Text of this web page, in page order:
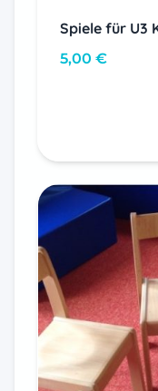
Spiele für U3
5,00 €